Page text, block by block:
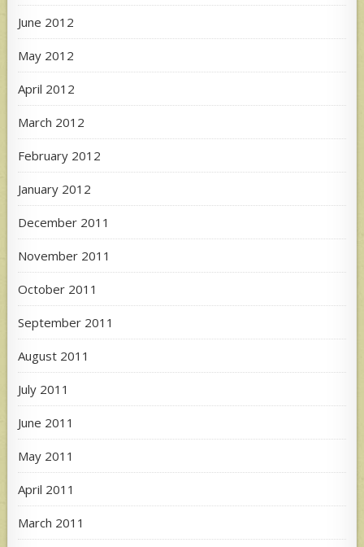
June 2012
May 2012
April 2012
March 2012
February 2012
January 2012
December 2011
November 2011
October 2011
September 2011
August 2011
July 2011
June 2011
May 2011
April 2011
March 2011